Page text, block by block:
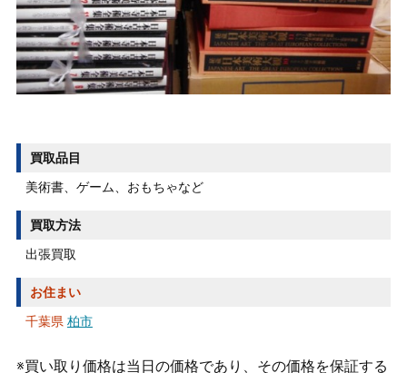
買取品目
美術書、ゲーム、おもちゃなど
買取方法
出張買取
お住まい
千葉県 柏市
※買い取り価格は当日の価格であり、その価格を保証する